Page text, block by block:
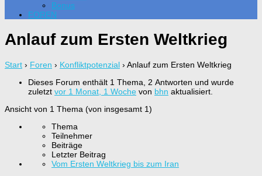
Bonus
FOREN
Anlauf zum Ersten Weltkrieg
Start › Foren › Konfliktpotenzial › Anlauf zum Ersten Weltkrieg
Dieses Forum enthält 1 Thema, 2 Antworten und wurde
zuletzt vor 1 Monat, 1 Woche von bhn aktualisiert.
Ansicht von 1 Thema (von insgesamt 1)
Thema
Teilnehmer
Beiträge
Letzter Beitrag
Vom Ersten Weltkrieg bis zum Iran